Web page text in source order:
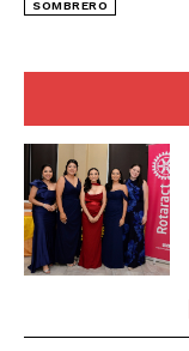
SOMBRERO